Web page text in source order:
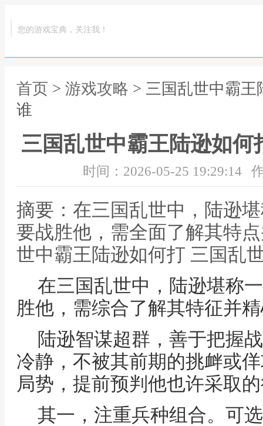
您的游戏宝典，关注我！
首页 > 游戏攻略 > 三国乱世中霸
谁
三国乱世中霸王陆逊如何
时间：2026-05-25 19:29:14
摘要：在三国乱世中，陆逊
要战胜他，需全面了解其特
世中霸王陆逊如何打 三国乱
在三国乱世中，陆逊堪称
胜他，需综合了解其特征并
陆逊智谋超群，善于把握
冷静，不被其前期的挑衅或
局势，提前预判他也许采取
其一，注重兵种组合。可